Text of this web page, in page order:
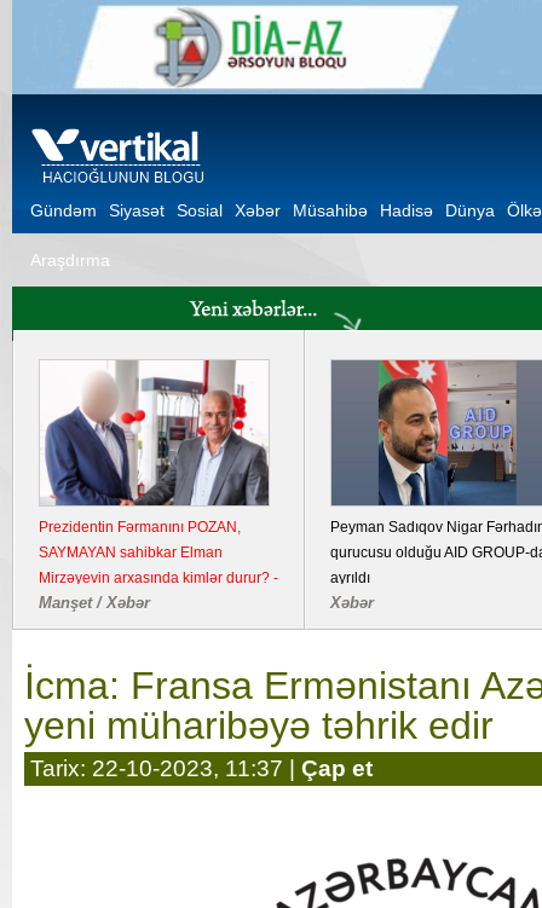
Gündəm Siyasət Sosial Xəbər Müsahibə Hadisə Dünya Ölkə
Araşdırma
Prezidentin Fərmanını POZAN,
SAYMAYAN sahibkar Elman
Mirzəyevin arxasında kimlər durur? -
Kənd təsərrüfatı təyinatlı torpaqda
fəaliyyət göstərən YDM ətrafında
Manşet / Xəbər
Peyman Sadıqov Nigar
qurucusu olduğu AID GROUP-
ayrıldı
Xəbər
İcma: Fransa Ermənistanı
yeni müharibəyə təhrik edir
Tarix: 22-10-2023, 11:37 | Çap et